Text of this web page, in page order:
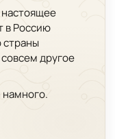
настоящее
в Россию
страны
другое